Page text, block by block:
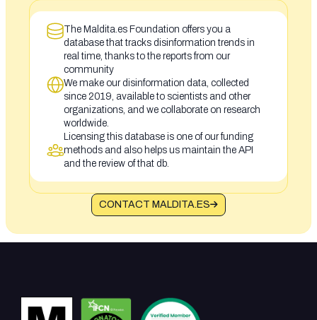
The Maldita.es Foundation offers you a
database that tracks disinformation trends in
real time, thanks to the reports from our
community
We make our disinformation data, collected
since 2019, available to scientists and other
organizations, and we collaborate on research
worldwide.
Licensing this database is one of our funding
methods and also helps us maintain the API
and the review of that db.
CONTACT MALDITA.ES